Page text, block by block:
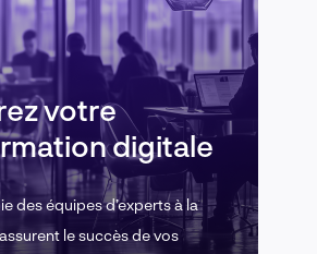
votre
digitale
des équipes d’experts à la
le succès de vos